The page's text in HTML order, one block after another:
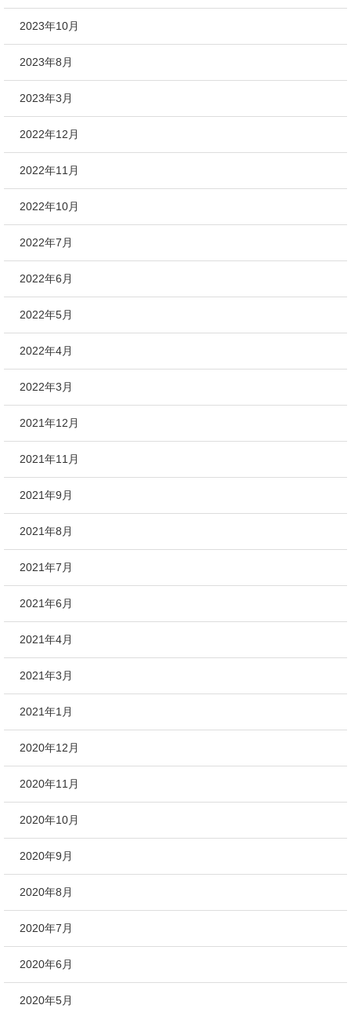
2023年10月
2023年8月
2023年3月
2022年12月
2022年11月
2022年10月
2022年7月
2022年6月
2022年5月
2022年4月
2022年3月
2021年12月
2021年11月
2021年9月
2021年8月
2021年7月
2021年6月
2021年4月
2021年3月
2021年1月
2020年12月
2020年11月
2020年10月
2020年9月
2020年8月
2020年7月
2020年6月
2020年5月